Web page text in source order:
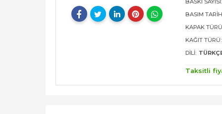
BASKI SAYISI:
BASIM
KAPAK
KAĞIT TÜRÜ:
DILI:
Taksitli